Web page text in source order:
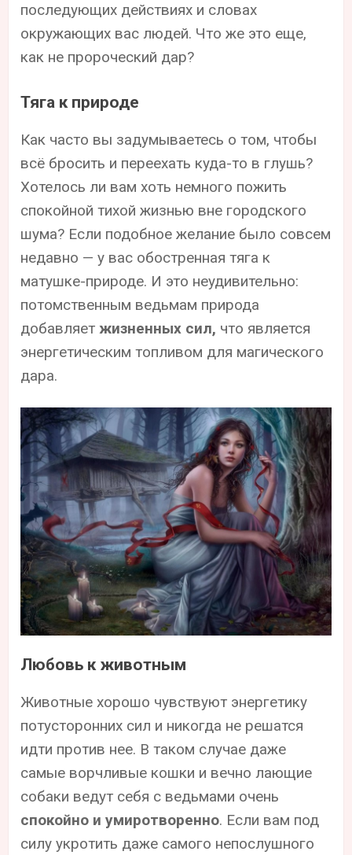
последующих действиях и словах
окружающих вас людей. Что же это еще,
как не пророческий дар?
Тяга к природе
Как часто вы задумываетесь о том, чтобы
всё бросить и переехать куда-то в глушь?
Хотелось ли вам хоть немного пожить
спокойной тихой жизнью вне городского
шума? Если подобное желание было совсем
недавно — у вас обостренная тяга к
матушке-природе. И это неудивительно:
потомственным ведьмам природа
добавляетжизненных сил, что является
энергетическим топливом для магического
дара.
Любовь к животным
Животные хорошо чувствуют энергетику
потусторонних сил и никогда не решатся
идти против нее. В таком случае даже
самые ворчливые кошки и вечно лающие
собаки ведут себя с ведьмами очень
спокойно и умиротворенно. Если вам под
силу укротить даже самого непослушного